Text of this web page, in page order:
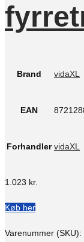
Brand vidaXL
EAN
Forhandler vidaXL
1.023 kr.
Køb her
Varenummer (SKU):